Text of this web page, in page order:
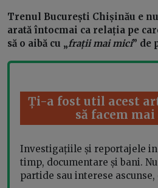
Trenul București Chișinău e
arată întocmai ca relația pe
să o aibă cu „frații mai mici” de
Ți-a fost util acest
să facem
Investigațiile și reportajele
timp, documentare și bani.
partide sau interese